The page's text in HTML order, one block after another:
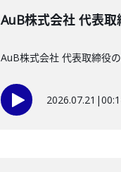
AuB株式会社 代表
AuB株式会社 代表取締役
2026.07.21 |